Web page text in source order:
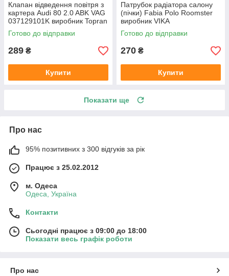
Клапан відведення повітря з
картера Audi 80 2.0 ABK VAG
037129101K виробник Topran
Німеччина
Готово до відправки
289 ₴
Купити
Патрубок радіатора салону
(пічки) Fabia Polo Roomster
виробник VIKA
Готово до відправки
270 ₴
Купити
Показати ще
Про нас
95% позитивних з 300 відгуків за рік
Працює з 25.02.2012
м. Одеса
Одеса, Україна
Контакти
Сьогодні працює з 09:00 до 18:00
Показати весь графік роботи
Про нас